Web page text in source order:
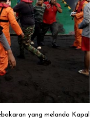
yang melanda Kapal